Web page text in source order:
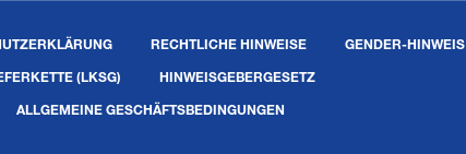
RECHTLICHE HINWEISE
GENDER-HINWEIS
(LKSG)
HINWEISGEBERGESETZ
ALLGEMEINE GESCHÄFTSBEDINGUNGEN